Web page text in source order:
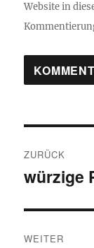
Website in
ZURÜCK
Vorheriger
würzige
WEITER